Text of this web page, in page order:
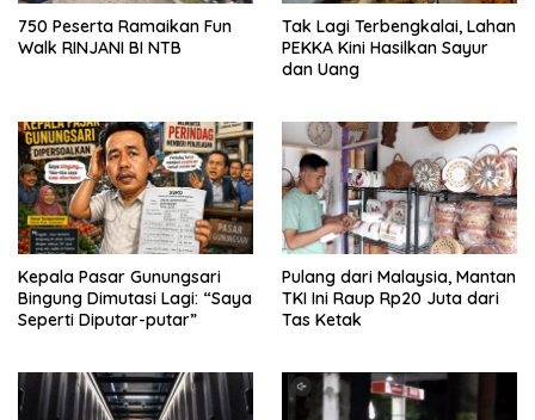
750 Peserta Ramaikan Fun
Walk RINJANI BI NTB
Tak Lagi Terbengkalai, Lahan
PEKKA Kini Hasilkan Sayur
dan Uang
Kepala Pasar Gunungsari
Bingung Dimutasi Lagi: “Saya
Seperti Diputar-putar”
Pulang dari Malaysia, Mantan
TKI Ini Raup Rp20 Juta dari
Tas Ketak